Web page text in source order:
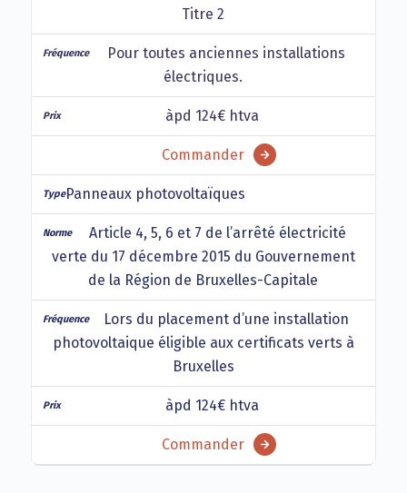
Titre 2
Pour toutes anciennes installations
électriques.
àpd 124€ htva
Commander
Panneaux photovoltaïques
Article 4, 5, 6 et 7 de l’arrêté électricité
verte du 17 décembre 2015 du Gouvernement
de la Région de Bruxelles-Capitale
Lors du placement d’une installation
photovoltaique éligible aux certificats verts à
Bruxelles
àpd 124€ htva
Commander